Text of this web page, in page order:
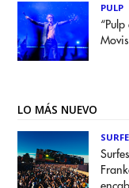
PULP
LO MÁS NUEVO